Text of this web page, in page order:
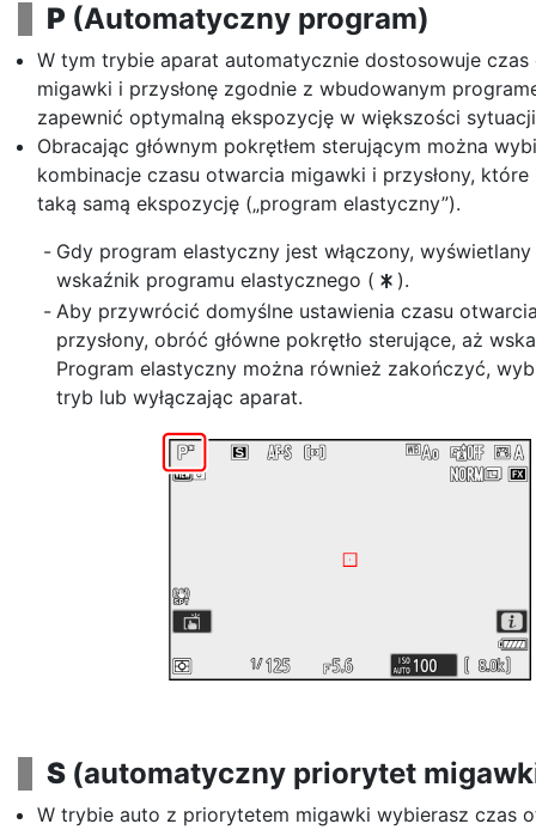
P (Automatyczny program)
W tym trybie aparat automatycznie dostosowuje czas
migawki i przysłonę zgodnie z wbudowanym
zapewnić optymalną ekspozycję w większości
Obracając głównym pokrętłem sterującym można
kombinacje czasu otwarcia migawki i przysłony, które
taką samą ekspozycję („program elastyczny”).
Gdy program elastyczny jest włączony,
wskaźnik programu elastycznego ( U ).
Aby przywrócić domyślne ustawienia czasu
przysłony, obróć główne pokrętło sterujące, aż
Program elastyczny można również zakończyć,
tryb lub wyłączając aparat.
S (automatyczny priorytet
W trybie auto z priorytetem migawki wybierasz czas